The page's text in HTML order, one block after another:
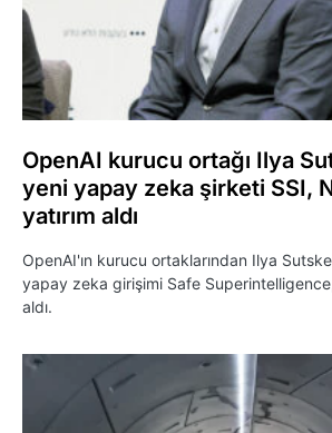
OpenAI kurucu ortağı Ilya
yeni yapay zeka şirketi SSI,
yatırım aldı
OpenAI'ın kurucu ortaklarından Ilya
yapay zeka girişimi Safe
aldı.